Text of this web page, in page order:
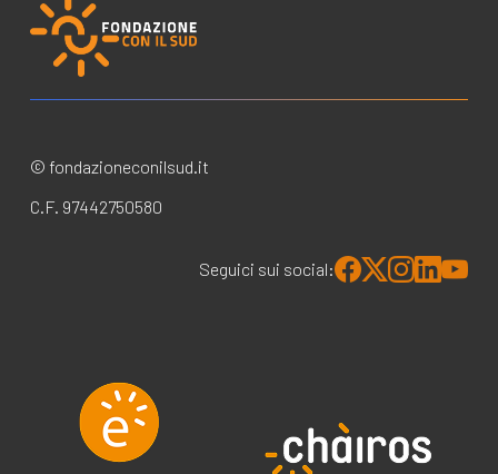
© fondazioneconilsud.it
C.F. 97442750580
Seguici sui social: